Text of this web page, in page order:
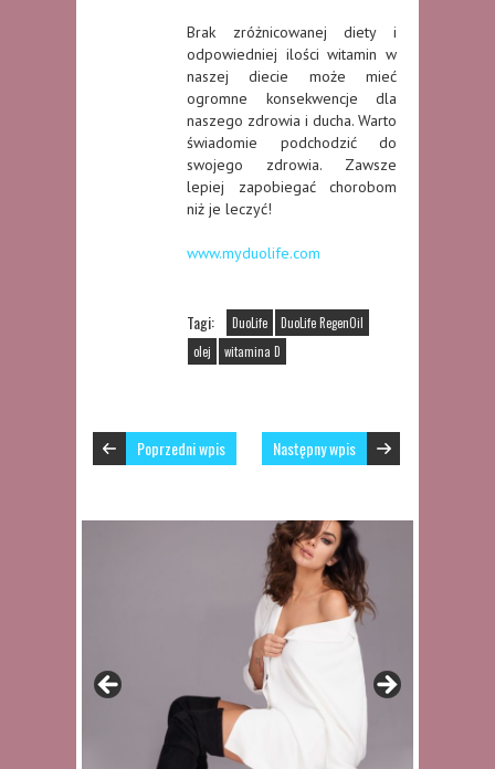
Brak zróżnicowanej diety i
odpowiedniej ilości witamin w
naszej diecie może mieć
ogromne konsekwencje dla
naszego zdrowia i ducha. Warto
świadomie podchodzić do
swojego zdrowia. Zawsze
lepiej zapobiegać chorobom
niż je leczyć!
www.myduolife.com
Tagi: DuoLife
DuoLife RegenOil
olej
witamina D
Poprzedni wpis Następny wpis